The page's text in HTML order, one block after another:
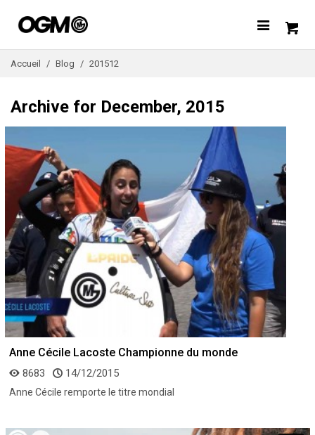
Accueil / Blog / 201512
Archive for December, 2015
Anne Cécile Lacoste Championne du monde
8683 14/12/2015
Anne Cécile remporte le titre mondial